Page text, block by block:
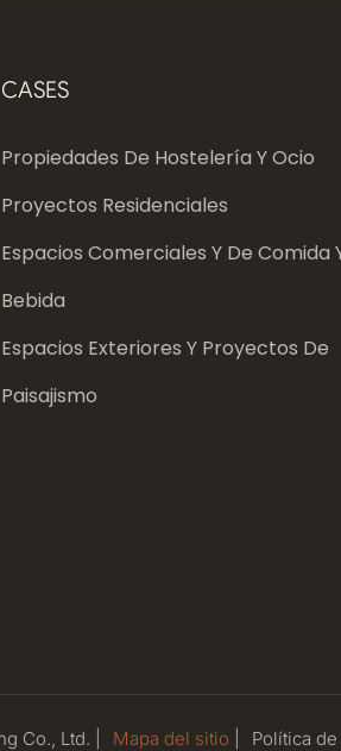
CASES
Propiedades De Hostelería Y Ocio
Proyectos Residenciales
Espacios Comerciales Y De Comida
Bebida
Espacios Exteriores Y Proyectos De
Paisajismo
Co., Ltd. | Mapa del sitio Política